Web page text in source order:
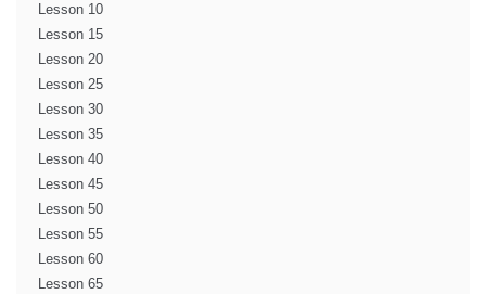
Lesson 10
Lesson 15
Lesson 20
Lesson 25
Lesson 30
Lesson 35
Lesson 40
Lesson 45
Lesson 50
Lesson 55
Lesson 60
Lesson 65